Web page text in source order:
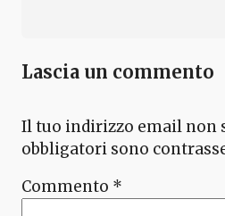
Lascia un commento
Il tuo indirizzo email non
obbligatori sono
Commento *